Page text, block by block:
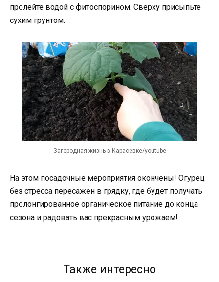
пролейте водой с фитоспорином. Сверху присыпьте
сухим грунтом.
Загородная жизнь в Карасевке/youtube
На этом посадочные мероприятия окончены! Огурец
без стресса пересажен в грядку, где будет получать
пролонгированное органическое питание до конца
сезона и радовать вас прекрасным урожаем!
Также интересно